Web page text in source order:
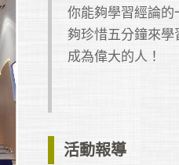
個不做總
總結就會
你能夠學習經論
夠珍惜五分鐘來
活動報導